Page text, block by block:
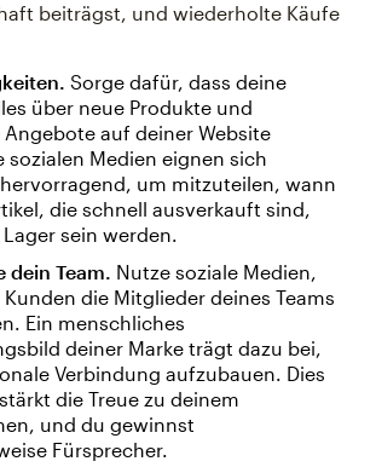
beiträgst, und wiederholte Käufe
Sorge dafür, dass deine
über neue Produkte und
Angebote auf deiner Website
sozialen Medien eignen sich
um mitzuteilen, wann
die schnell ausverkauft sind,
sein werden.
dein Team. Nutze soziale Medien,
die Mitglieder deines Teams
Ein menschliches
deiner Marke trägt dazu bei,
Verbindung aufzubauen. Dies
die Treue zu deinem
und du gewinnst
Fürsprecher.